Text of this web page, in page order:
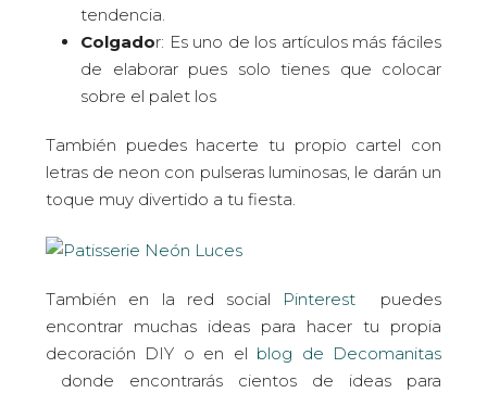
tendencia.
Colgador: Es uno de los artículos más fáciles
de elaborar pues solo tienes que colocar
sobre el palet los
También puedes hacerte tu propio cartel con
letras de neon con pulseras luminosas, le darán un
toque muy divertido a tu fiesta.
También en la red social Pinterest
puedes
encontrar muchas ideas para hacer tu propia
decoración DIY o en el blog de Decomanitas
donde encontrarás cientos de ideas para